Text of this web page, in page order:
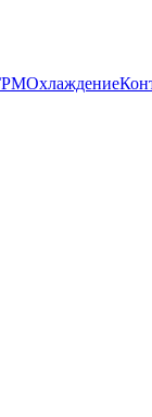
Охлаждение